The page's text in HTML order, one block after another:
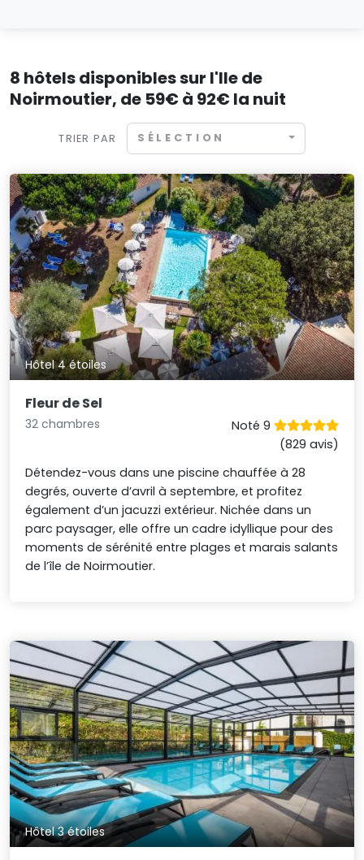
8 hôtels disponibles sur l'Ile de
Noirmoutier, de 59€ à 92€ la nuit
TRIER PAR SÉLECTION
Hôtel 4 étoiles
Fleur de Sel
32 chambres
Noté 9
(829 avis)
Détendez-vous dans une piscine chauffée à 28
degrés, ouverte d’avril à septembre, et profitez
également d’un jacuzzi extérieur. Nichée dans un
parc paysager, elle offre un cadre idyllique pour des
moments de sérénité entre plages et marais salants
de l’île de Noirmoutier.
Hôtel 3 étoiles